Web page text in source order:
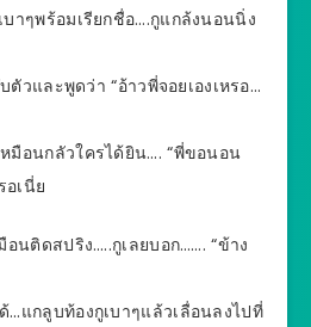
าๆพร้อมเรียกชื่อ….กูแกล้งนอนนิ่ง
ตัวและพูดว่า “อ้าวพี่จอยเองเหรอ…
มือนกลัวใครได้ยิน…. “พี่ขอนอน
อเนี่ย
อนติดสปริง…..กูเลยบอก……. “ข้าง
…แกลูบท้องกูเบาๆแล้วเลื่อนลงไปที่